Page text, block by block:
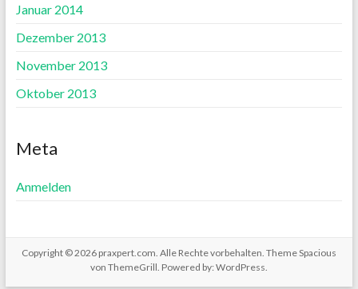
Januar 2014
Dezember 2013
November 2013
Oktober 2013
Meta
Anmelden
Copyright © 2026 praxpert.com . Alle Rechte vorbehalten. ThemeSpacious
von ThemeGrill. Powered by: WordPress